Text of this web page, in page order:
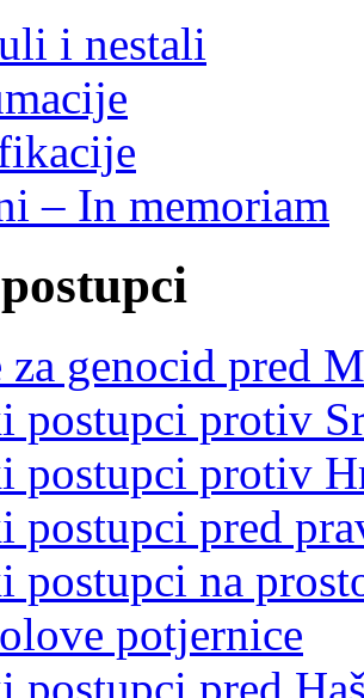
i nestali
– In memoriam
za genocid pred
postupci protiv
postupci protiv
postupci pred
postupci na
potjernice